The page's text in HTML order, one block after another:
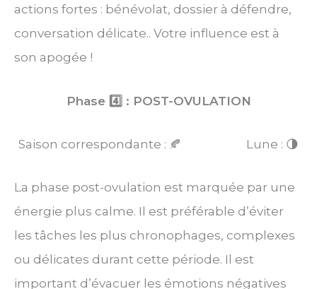
actions fortes : bénévolat, dossier à défendre,
conversation délicate.. Votre influence est à
son apogée !
Phase 4️⃣ : POST-OVULATION
Saison correspondante : 🍂 Lune : 🌗
La phase post-ovulation est marquée par une
énergie plus calme. Il est préférable d’éviter
les tâches les plus chronophages, complexes
ou délicates durant cette période. Il est
important d’évacuer les émotions négatives